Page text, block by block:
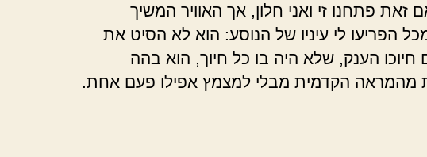
זאת פתחנו זי ואני חלון, אך האוויר המשיך
הפריעו לי עיניו של הנוסע: הוא לא הסיט את
הענק, שלא היה בו כל חיוך, הוא בהה
מהמראה הקדמית מבלי למצמץ אפילו פעם אחת.